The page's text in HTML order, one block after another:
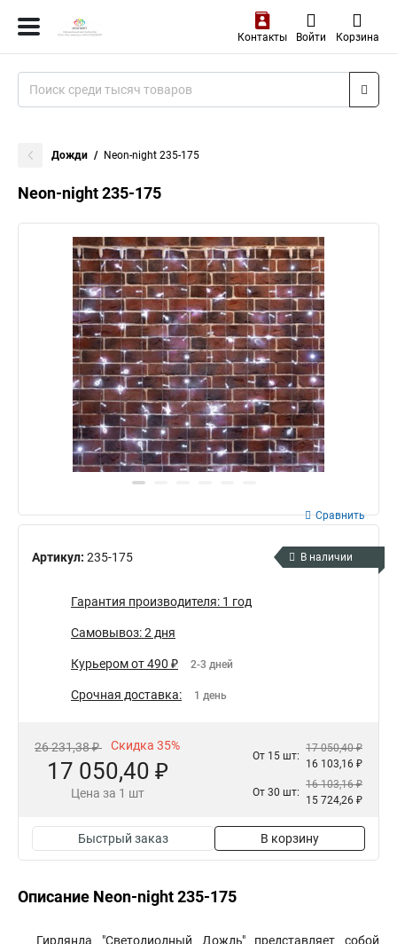
Контакты Войти Корзина
Дожди Neon-night 235-175
Neon-night 235-175
Артикул: 235-175
Сравнить
В наличии
Гарантия производителя: 1 год
Самовывоз: 2 дня
Курьером от 490 ₽ 2-3 дней
Срочная доставка: 1 день
26 231,38 ₽ Скидка 35%
17 050,40 ₽
Цена за 1 шт
От 15 шт:
17 050,40 ₽
16 103,16 ₽
От 30 шт:
16 103,16 ₽
15 724,26 ₽
Быстрый заказ В корзину
Описание Neon-night 235-175
Гирлянда "Светодиодный Дождь" представляет собой